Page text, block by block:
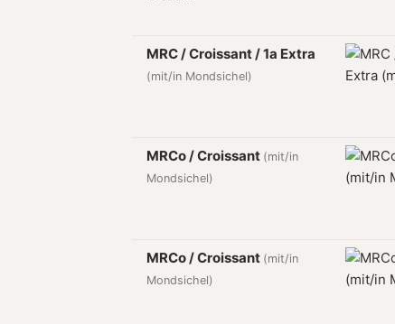
MRC / Croissant / 1a Extra
(mit/in Mondsichel)
MRCo / Croissant (mit/in
Mondsichel)
MRCo / Croissant (mit/in
Mondsichel)